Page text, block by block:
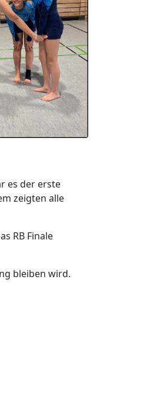
es der erste
zeigten alle
RB Finale
bleiben wird.